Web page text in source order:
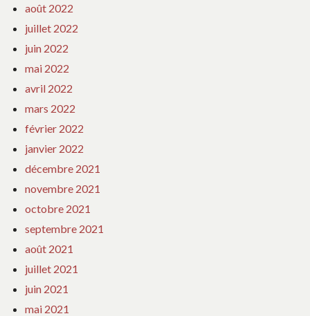
août 2022
juillet 2022
juin 2022
mai 2022
avril 2022
mars 2022
février 2022
janvier 2022
décembre 2021
novembre 2021
octobre 2021
septembre 2021
août 2021
juillet 2021
juin 2021
mai 2021